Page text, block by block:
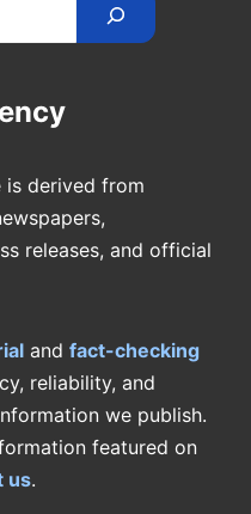
is derived from
releases, and official
and fact-checking
reliability, and
we publish.
featured on
us.